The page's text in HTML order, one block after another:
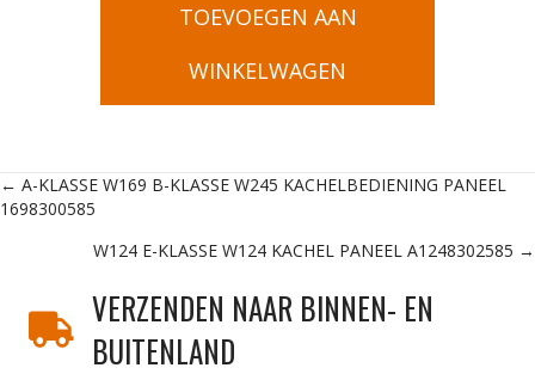
TOEVOEGEN AAN
WINKELWAGEN
Posts
navigation
← A-KLASSE W169 B-KLASSE W245 KACHELBEDIENING PANEEL
1698300585
W124 E-KLASSE W124 KACHEL PANEEL A1248302585 →
VERZENDEN NAAR BINNEN- EN
BUITENLAND